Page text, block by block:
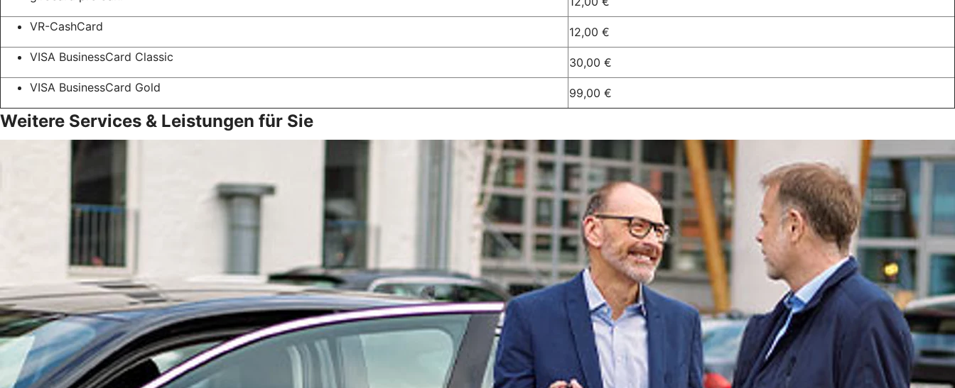
VR-CashCard
12,00 €
VISA BusinessCard Classic
30,00 €
VISA BusinessCard Gold
99,00 €
Weitere Services & Leistungen für Sie